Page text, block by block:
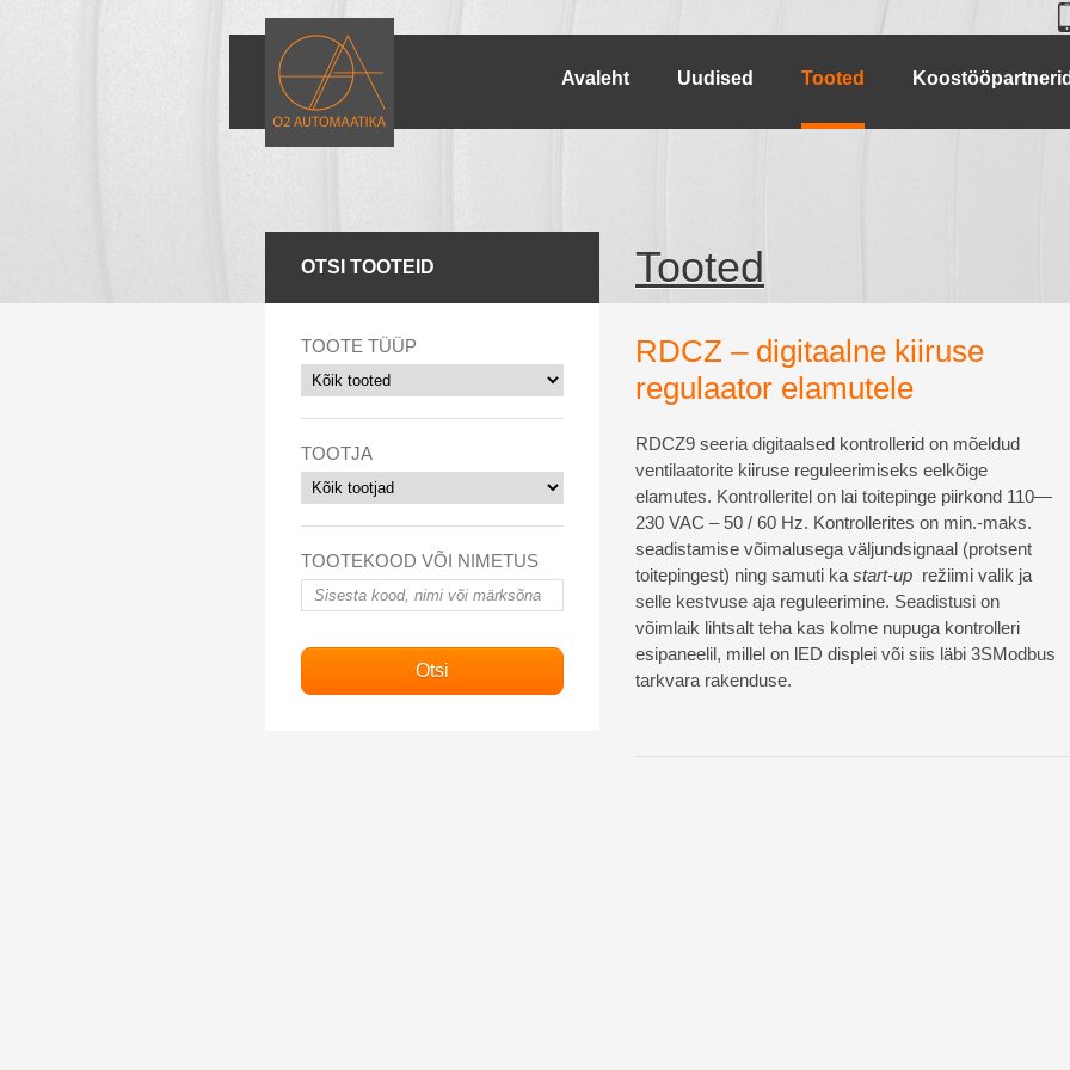
Avaleht Uudised Tooted Koostööpartnerid
OTSI TOOTEID
TOOTE TÜÜP
TOOTJA
TOOTEKOOD VÕI NIMETUS
Tooted
RDCZ – digitaalne kiiruse
regulaator elamutele
RDCZ9 seeria digitaalsed kontrollerid on mõeldud
ventilaatorite kiiruse reguleerimiseks eelkõige
elamutes. Kontrolleritel on lai toitepinge piirkond 110—
230 VAC – 50 / 60 Hz. Kontrollerites on min.-maks.
seadistamise võimalusega väljundsignaal (protsent
toitepingest) ning samuti ka start-up režiimi valik ja
selle kestvuse aja reguleerimine. Seadistusi on
võimlaik lihtsalt teha kas kolme nupuga kontrolleri
esipaneelil, millel on lED displei või siis läbi 3SModbus
tarkvara rakenduse.